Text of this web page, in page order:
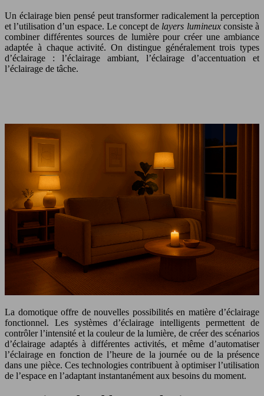
Un éclairage bien pensé peut transformer radicalement la perception
et l’utilisation d’un espace. Le concept de layers lumineux consiste à
combiner différentes sources de lumière pour créer une ambiance
adaptée à chaque activité. On distingue généralement trois types
d’éclairage : l’éclairage ambiant, l’éclairage d’accentuation et
l’éclairage de tâche.
La domotique offre de nouvelles possibilités en matière d’éclairage
fonctionnel. Les systèmes d’éclairage intelligents permettent de
contrôler l’intensité et la couleur de la lumière, de créer des scénarios
d’éclairage adaptés à différentes activités, et même d’automatiser
l’éclairage en fonction de l’heure de la journée ou de la présence
dans une pièce. Ces technologies contribuent à optimiser l’utilisation
de l’espace en l’adaptant instantanément aux besoins du moment.